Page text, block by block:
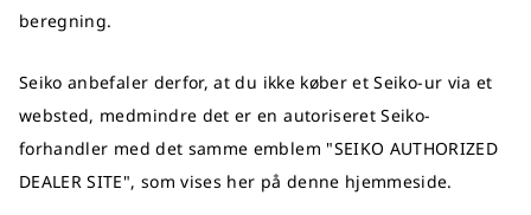
beregning.
Seiko anbefaler derfor, at du ikke køber et Seiko-ur via et
websted, medmindre det er en autoriseret Seiko-
forhandler med det samme emblem "SEIKO AUTHORIZED
DEALER SITE", som vises her på denne hjemmeside.